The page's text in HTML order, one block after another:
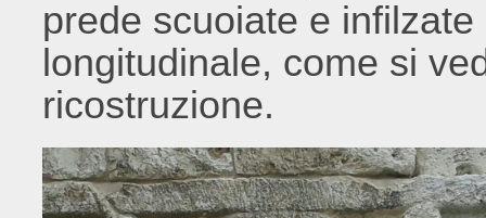
prede scuoiate e
longitudinale, come si
ricostruzione.